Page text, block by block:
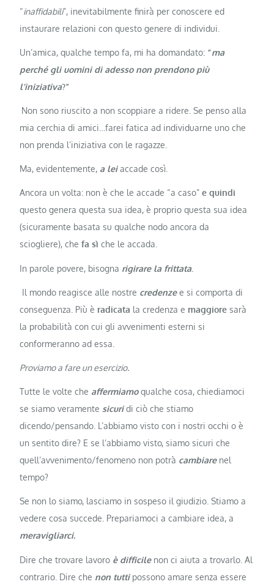
“inaffidabili”, inevitabilmente finirà per conoscere ed
instaurare relazioni con questo genere di individui.
Un’amica, qualche tempo fa, mi ha domandato: “ma
perché gli uomini di adesso non prendono più
l’iniziativa?”
Non sono riuscito a non scoppiare a ridere. Se penso alla
mia cerchia di amici…farei fatica ad individuarne uno che
non prenda l’iniziativa con le ragazze.
Ma, evidentemente, a leiaccade così.
Ancora un volta: non è che le accade “a caso”e quindi
questo genera questa sua idea, è proprio questa sua idea
(sicuramente basata su qualche nodo ancora da
sciogliere), chefa sì che le accada.
In parole povere, bisogna rigirare la frittata.
Il mondo reagisce alle nostre credenzee si comporta di
conseguenza. Più è radicata la credenza e maggioresarà
la probabilità con cui gli avvenimenti esterni si
conformeranno ad essa.
Proviamo a fare un esercizio.
Tutte le volte che affermiamoqualche cosa, chiediamoci
se siamo veramente sicuridi ciò che stiamo
dicendo/pensando. L’abbiamo visto con i nostri occhi o è
un sentito dire? E se l’abbiamo visto, siamo sicuri che
quell’avvenimento/fenomeno non potrà cambiare nel
tempo?
Se non lo siamo, lasciamo in sospeso il giudizio. Stiamo a
vedere cosa succede. Prepariamoci a cambiare idea, a
meravigliarci.
Dire che trovare lavoro è difficile non ci aiuta a trovarlo. Al
contrario. Dire che non tutti possono amare senza essere